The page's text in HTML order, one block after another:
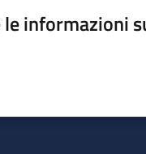
informazioni